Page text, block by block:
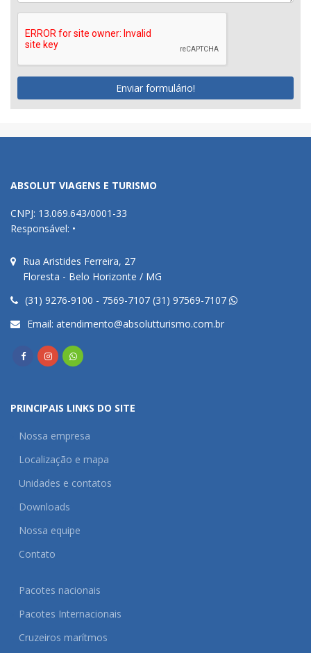
Enviar formulário!
ABSOLUT VIAGENS E TURISMO
CNPJ: 13.069.643/0001-33
Responsável: •
Rua Aristides Ferreira, 27
Floresta - Belo Horizonte / MG
(31) 9276-9100 - 7569-7107 (31) 97569-7107
Email: atendimento@absolutturismo.com.br
PRINCIPAIS LINKS DO SITE
Nossa empresa
Localização e mapa
Unidades e contatos
Downloads
Nossa equipe
Contato
Pacotes nacionais
Pacotes Internacionais
Cruzeiros marítmos